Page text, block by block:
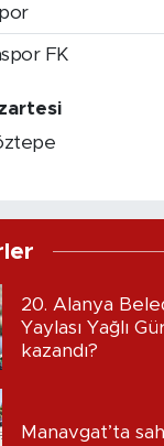
FK
20. Alanya
Yaylası Yağlı
kazandı?
Manavgat’ta